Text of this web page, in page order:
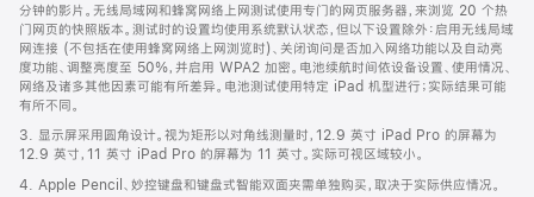
分钟的影片。无线局域网和蜂窝网络上网测试使用专门的网页服务器，来浏览 20 个热
门网页的快照版本。测试时的设置均使用系统默认状态，但以下设置除外：启用无线局域
网连接 (不包括在使用蜂窝网络上网浏览时)、关闭询问是否加入网络功能以及自动亮
度功能、调整亮度至 50%，并启用 WPA2 加密。电池续航时间依设备设置、使用情况、
网络及诸多其他因素可能有所差异。电池测试使用特定 iPad 机型进行；实际结果可能
有所不同。
3. 显示屏采用圆角设计。视为矩形以对角线测量时，12.9 英寸 iPad Pro 的屏幕为
12.9 英寸，11 英寸 iPad Pro 的屏幕为 11 英寸。实际可视区域较小。
4. Apple Pencil、妙控键盘和键盘式智能双面夹需单独购买，取决于实际供应情况。